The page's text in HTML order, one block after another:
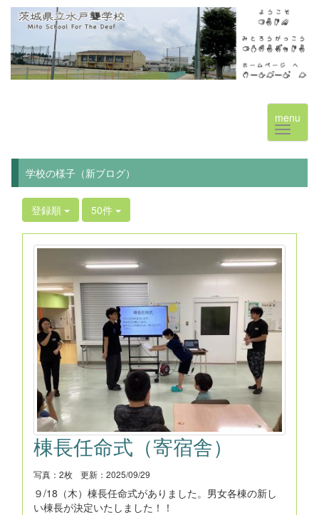
menu
学校の様子（新ブログ）
登録順 50件
棟長任命式（寄宿舎）
写真：2枚 更新：2025/09/29
９/18（木）棟長任命式がありました。男女各棟の新し
い棟長が決定いたしました！！